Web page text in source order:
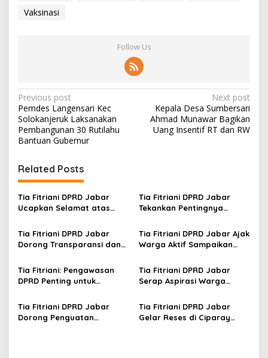
Vaksinasi
Follow Us
P
o
s
t
n
a
v
i
g
a
t
i
o
n
Previous post
Pemdes Langensari Kec
Solokanjeruk Laksanakan
Pembangunan 30 Rutilahu
Bantuan Gubernur
Next post
Kepala Desa Sumbersari
Ahmad Munawar Bagikan
Uang Insentif RT dan RW
Related Posts
Tia Fitriani DPRD Jabar
Ucapkan Selamat atas
Adem Sutisna sebagai
Ketua IWP Jabar
Tia Fitriani DPRD Jabar
Tekankan Pentingnya
Perkuat Kader NasDem di
Kabupaten Bandung
Tia Fitriani DPRD Jabar
Dorong Transparansi dan
Pemprov Jabar hingga
Tingkat Desa
Tia Fitriani DPRD Jabar Ajak
Warga Aktif Sampaikan
pada Pengawasan
Program Pemprov Jabar
Tia Fitriani: Pengawasan
DPRD Penting untuk
Jabar Tepat Sasaran
Tia Fitriani DPRD Jabar
Serap Aspirasi Warga
Pengawasan Pemerintahan
Tia Fitriani DPRD Jabar
Dorong Penguatan
Tia Fitriani DPRD Jabar
Gelar Reses di Ciparay